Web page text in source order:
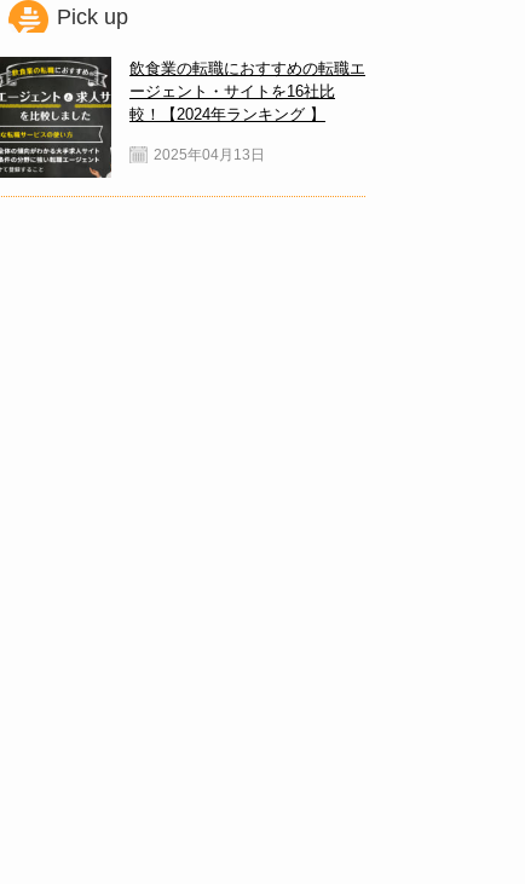
Pick up
飲食業の転職におすすめの転職エ
ージェント・サイトを16社比
較！【2024年ランキング 】
2025年04月13日